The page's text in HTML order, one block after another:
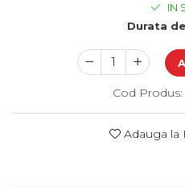
Produse personalizate
nunti si botezuri
Cadouri personalizate
cei dragi
Cadouri pentru profesori
IN
Durata
Cod Produs:
Adauga la